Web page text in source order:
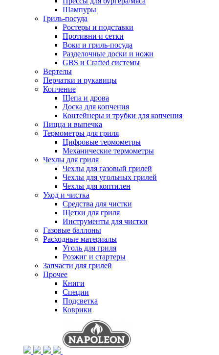
Шампуры
Гриль-посуда
Ростеры и подставки
Противни и сетки
Воки и гриль-посуда
Разделочные доски и ножи
GBS и Crafted системы
Вертелы
Перчатки и рукавицы
Копчение
Щепа и дрова
Доска для копчения
Контейнеры и трубки для копчения
Пицца и выпечка
Термометры для гриля
Цифровые термометры
Механические термометры
Чехлы для гриля
Чехлы для газовый грилей
Чехлы для угольных грилей
Чехлы для коптилен
Уход и чистка
Средства для чистки
Щетки для гриля
Инструменты для чистки
Газовые баллоны
Расходные материалы
Уголь для гриля
Розжиг и стартеры
Запчасти для грилей
Прочее
Книги
Специи
Подсветка
Коврики